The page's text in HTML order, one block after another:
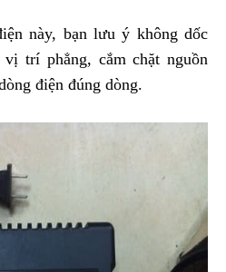
này, bạn lưu ý không dốc
trí phẳng, cắm chặt nguồn
điện đúng dòng.